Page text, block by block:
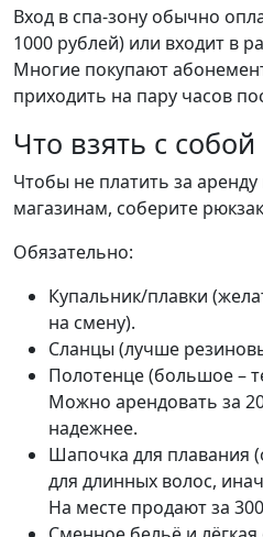
Вход в спа-зону обычно
1000 рублей) или входит в
Многие покупают
приходить на пару часов
Что взять с
Чтобы не платить за аренду
магазинам, соберите
Обязательно:
Купальник/плавки
на смену).
Сланцы (лучше
Полотенце (большое –
Можно арендовать за
надежнее.
Шапочка для плавания
для длинных волос,
На месте продают за